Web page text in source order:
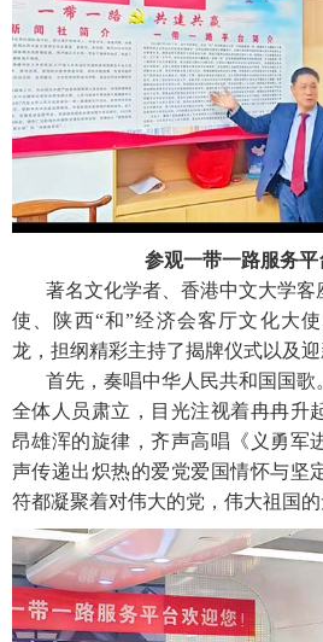
参观一带一路服务平
著名文化学者、香港中文大学
使、陕西“和”经济会客厅文化大
龙，担纲精彩主持了揭牌仪式以及
首先，奏唱中华人民共和国国歌
全体人员肃立，目光注视着冉冉升
昂雄浑的旋律，齐声高唱《义勇军
声传递出炽热的爱党爱国情怀与坚
符都凝聚着对伟大的党，伟大祖国